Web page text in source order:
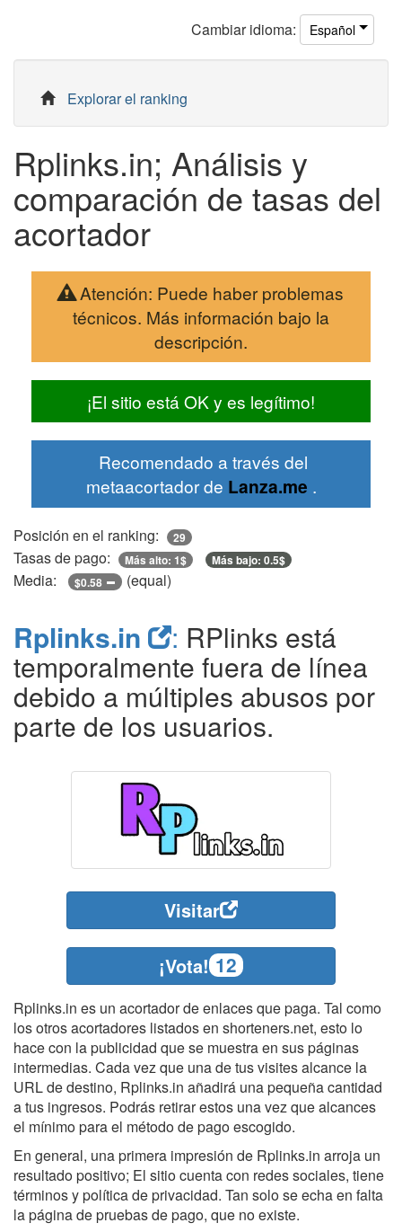
Cambiar idioma: Español
Explorar el ranking
Rplinks.in; Análisis y
comparación de tasas del
acortador
Atención: Puede haber problemas
técnicos. Más información bajo la
descripción.
¡El sitio está OK y es legítimo!
Recomendado a través del
metaacortador de Lanza.me .
Posición en el ranking: 29
Tasas de pago: Más alto: 1$ Más bajo: 0.5$
Media: $0.58 (equal)
Rplinks.in : RPlinks está
temporalmente fuera de línea
debido a múltiples abusos por
parte de los usuarios.
Visitar
¡Vota! 12
Rplinks.in es un acortador de enlaces que paga. Tal como
los otros acortadores listados en shorteners.net, esto lo
hace con la publicidad que se muestra en sus páginas
intermedias. Cada vez que una de tus visites alcance la
URL de destino, Rplinks.in añadirá una pequeña cantidad
a tus ingresos. Podrás retirar estos una vez que alcances
el mínimo para el método de pago escogido.
En general, una primera impresión de Rplinks.in arroja un
resultado positivo; El sitio cuenta con redes sociales, tiene
términos y política de privacidad. Tan solo se echa en falta
la página de pruebas de pago, que no existe.